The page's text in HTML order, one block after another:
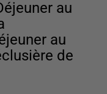
au
au
de